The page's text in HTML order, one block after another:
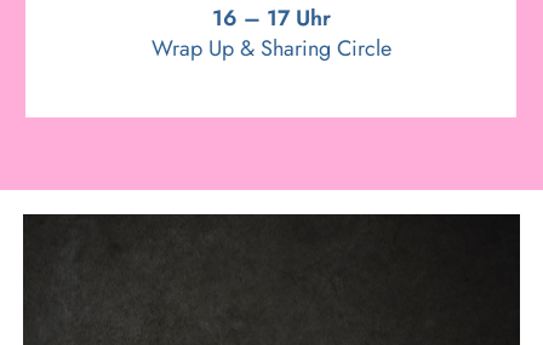
16 – 17 Uhr
Wrap Up & Sharing Circle